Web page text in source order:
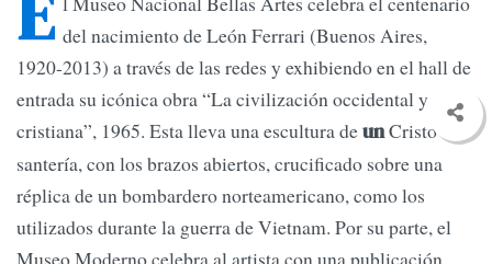
del nacimiento de León Ferrari (Buenos Aires,
1920-2013) a través de las redes y exhibiendo en el hall de
entrada su icónica obra “La civilización occidental y
cristiana”, 1965. Esta lleva una escultura deunCristo de
santería, con los brazos abiertos, crucificado sobre una
réplica de un bombardero norteamericano, como los
utilizados durante la guerra de Vietnam. Por su parte, el
Museo Moderno celebra al artista con una publicación